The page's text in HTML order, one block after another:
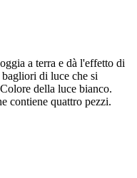
a terra e dà l'effetto di
di luce che si
della luce bianco.
contiene quattro pezzi.